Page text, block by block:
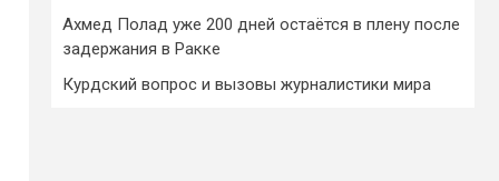
Ахмед Полад уже 200 дней остаётся в плену после
задержания в Ракке
Курдский вопрос и вызовы журналистики мира